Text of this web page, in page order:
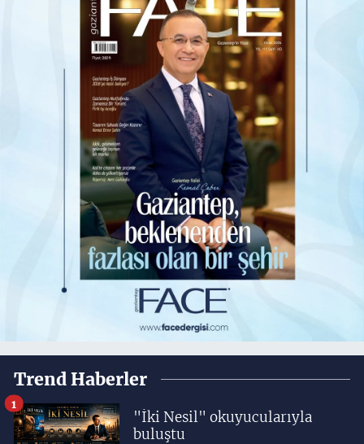
Trend Haberler
"İki Nesil" okuyucularıyla
buluştu
1